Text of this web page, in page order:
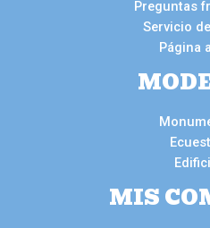
Preguntas
Servicio
Página
MIS